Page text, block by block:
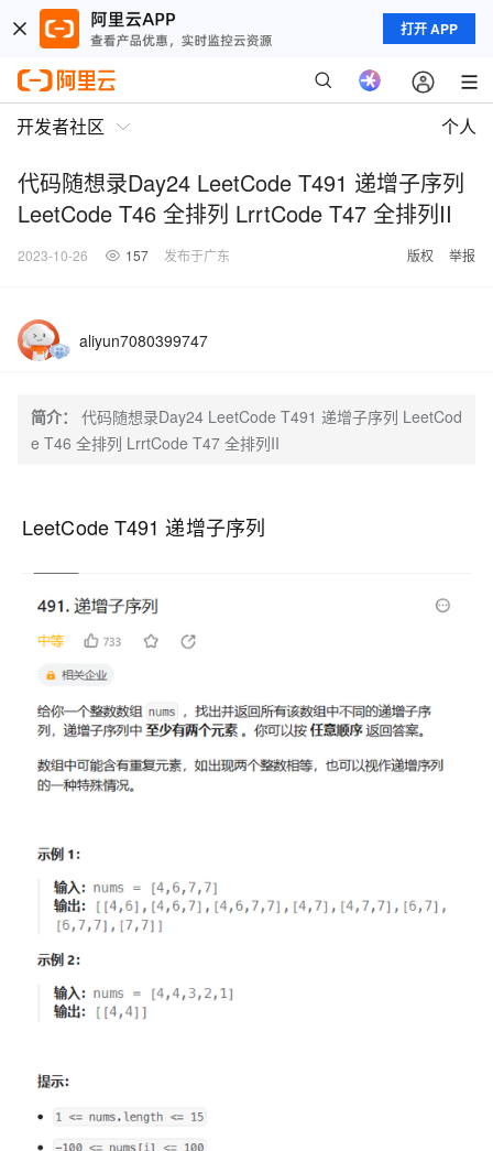
打开 APP
开发者社区 个人
代码随想录Day24 LeetCode T491 递增子序列
LeetCode T46 全排列 LrrtCode T47 全排列II
2023-10-26 157 发布于广东 版权 举报
aliyun7080399747
简介：
代码随想录Day24 LeetCode T491 递增子序列 LeetCod
e T46 全排列 LrrtCode T47 全排列II
LeetCode T491 递增子序列